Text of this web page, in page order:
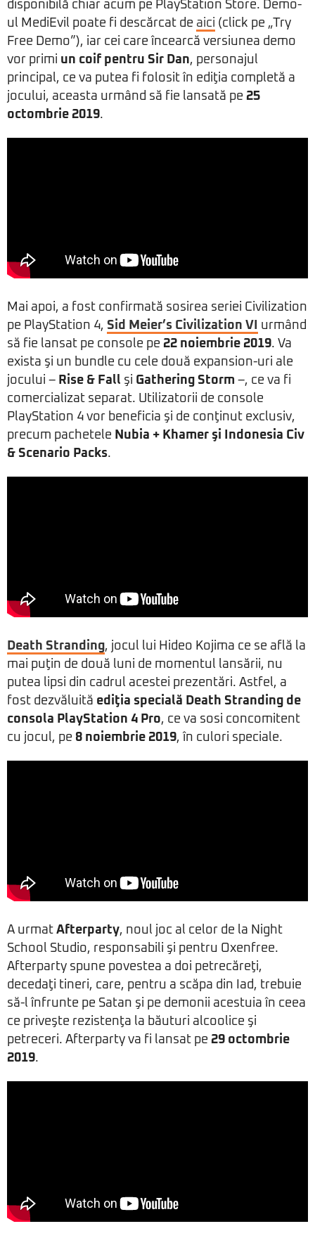
disponibilă chiar acum pe PlayStation Store. Demo-
ul MediEvil poate fi descărcat de aici (click pe „Try
Free Demo”), iar cei care încearcă versiunea demo
vor primi un coif pentru Sir Dan, personajul
principal, ce va putea fi folosit în ediţia completă a
jocului, aceasta urmând să fie lansată pe 25
octombrie 2019.
Mai apoi, a fost confirmată sosirea seriei Civilization
pe PlayStation 4, Sid Meier’s Civilization VI
urmând
să fie lansat pe console pe 22 noiembrie 2019. Va
exista şi un bundle cu cele două expansion-uri ale
jocului – Rise & Fall şi Gathering Storm –, ce va fi
comercializat separat. Utilizatorii de console
PlayStation 4 vor beneficia şi de conţinut exclusiv,
precum pachetele Nubia + Khamer şi Indonesia Civ
& Scenario Packs.
Death Stranding, jocul lui Hideo Kojima ce se află la
mai puţin de două luni de momentul lansării, nu
putea lipsi din cadrul acestei prezentări. Astfel, a
fost dezvăluită ediţia specială Death Stranding de
consola PlayStation 4 Pro, ce va sosi concomitent
cu jocul, pe 8 noiembrie 2019, în culori speciale.
A urmat Afterparty, noul joc al celor de la Night
School Studio, responsabili şi pentru Oxenfree.
Afterparty spune povestea a doi petrecăreţi,
decedaţi tineri, care, pentru a scăpa din Iad, trebuie
să-l înfrunte pe Satan şi pe demonii acestuia în ceea
ce priveşte rezistenţa la băuturi alcoolice şi
petreceri. Afterparty va fi lansat pe 29 octombrie
2019.